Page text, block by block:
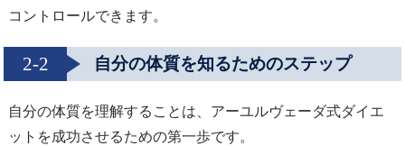
コントロールできます。
2-2 自分の体質を知るためのステップ
自分の体質を理解することは、アーユルヴェーダ式ダイエ
ットを成功させるための第一歩です。